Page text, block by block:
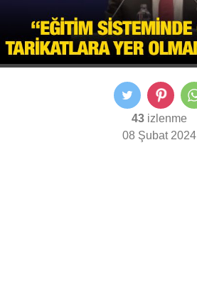
43 izlenme
08 Şubat 2024